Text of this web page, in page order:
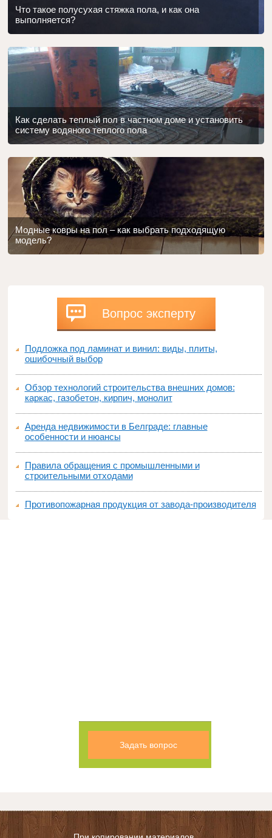
Что такое полусухая стяжка пола, и как она
выполняется?
Как сделать теплый пол в частном доме и установить
систему водяного теплого пола
Модные ковры на пол – как выбрать подходящую
модель?
Вопрос эксперту
Подложка под ламинат и винил: виды, плиты,
ошибочный выбор
Обзор технологий строительства внешних домов:
каркас, газобетон, кирпич, монолит
Аренда недвижимости в Белграде: главные
особенности и нюансы
Правила обращения с промышленными и
строительными отходами
Противопожарная продукция от завода-производителя
Задать вопрос